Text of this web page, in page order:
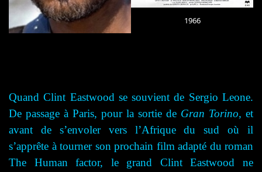
1966
Quand Clint Eastwood se souvient de Sergio Leone.
De passage à Paris, pour la sortie de Gran Torino, et
avant de s’envoler vers l’Afrique du sud où il
s’apprête à tourner son prochain film adapté du roman
The Human factor, le grand Clint Eastwood ne